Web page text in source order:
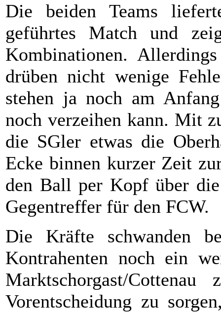
Die beiden Teams
geführtes Match und
Kombinationen.
drüben nicht wenige
stehen ja noch am
noch verzeihen kann. Mit
die SGler etwas die
Ecke binnen kurzer Zeit
den Ball per Kopf über
Gegentreffer für den FCW.
Die Kräfte schwanden
Kontrahenten noch ein
Marktschorgast/
Vorentscheidung zu